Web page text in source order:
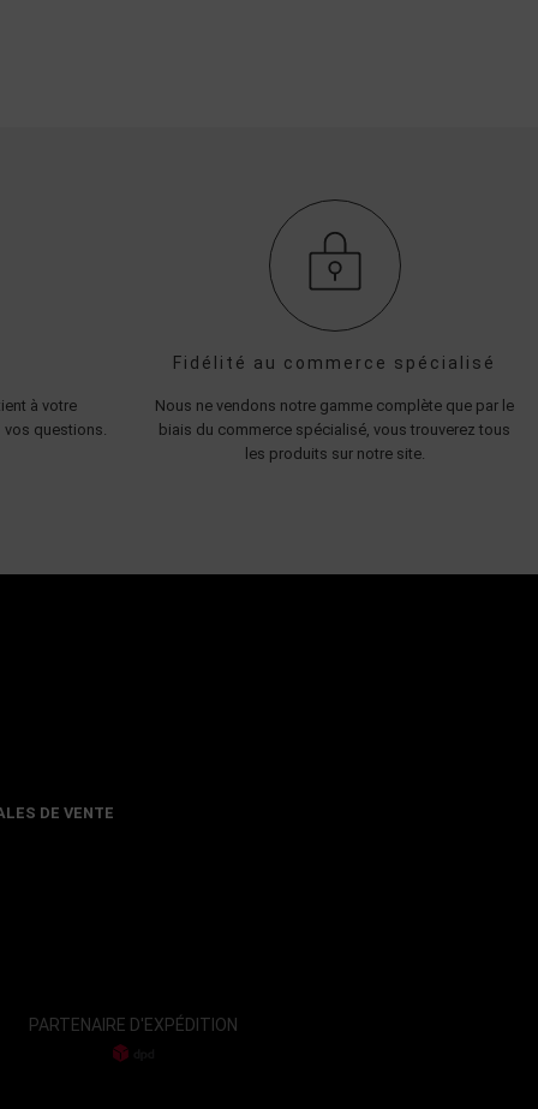
à votre
questions.
Fidélité au commerce spécialisé
Nous ne vendons notre gamme complète que par le
biais du commerce spécialisé, vous trouverez tous
les produits sur notre site.
DE VENTE
PARTENAIRE D'EXPÉDITION